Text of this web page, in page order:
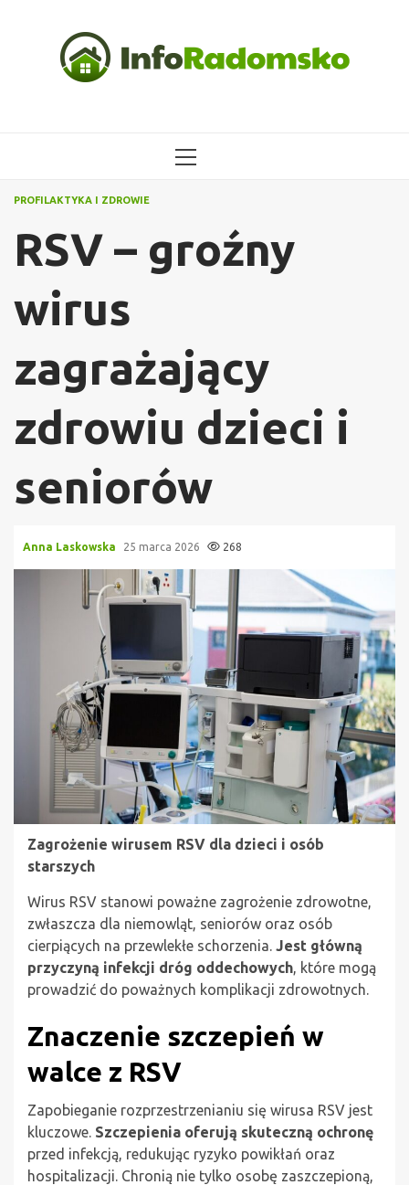
MENU
PROFILAKTYKA I ZDROWIE
RSV – groźny
wirus
zagrażający
zdrowiu dzieci i
seniorów
Anna Laskowska 25 marca 2026 268
Zagrożenie wirusem RSV dla dzieci i osób
starszych
Wirus RSV stanowi poważne zagrożenie zdrowotne,
zwłaszcza dla niemowląt, seniorów oraz osób
cierpiących na przewlekłe schorzenia. Jest główną
przyczyną infekcji dróg oddechowych, które mogą
prowadzić do poważnych komplikacji zdrowotnych.
Znaczenie szczepień w
walce z RSV
Zapobieganie rozprzestrzenianiu się wirusa RSV jest
kluczowe. Szczepienia oferują skuteczną ochronę
przed infekcją, redukując ryzyko powikłań oraz
hospitalizacji. Chronią nie tylko osobę zaszczepioną,